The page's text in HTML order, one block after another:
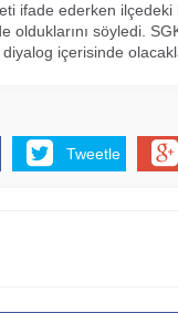
ifade ederken
olduklarını söyledi.
içerisinde
Tweetle